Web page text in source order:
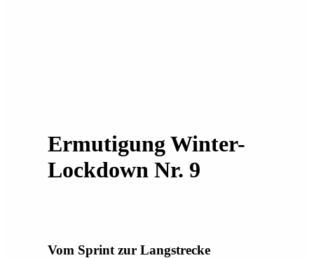
Ermutigung Winter-
Lockdown Nr. 9
Vom Sprint zur Langstrecke